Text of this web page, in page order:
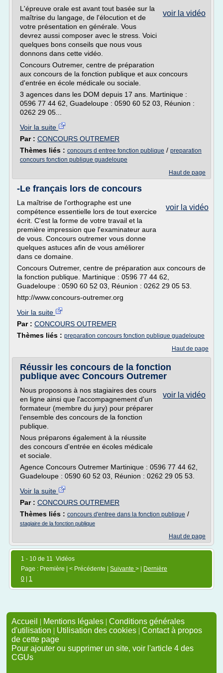
voir la vidéo
L'épreuve orale est avant tout basée sur la
maîtrise du langage, de l'élocution et de
votre présentation en générale. Vous
devrez aussi composer avec le stress. Voici
quelques bons conseils que nous vous
donnons dans cette vidéo.
Concours Outremer, centre de préparation
aux concours de la fonction publique et aux concours
d'entrée en école médicale ou sociale.
3 agences dans les DOM depuis 17 ans. Martinique :
0596 77 44 62, Guadeloupe : 0590 60 52 03, Réunion :
0262 29 05...
Voir la suite
Par : CONCOURS OUTREMER
Thèmes liés : concours d entree fonction publique / preparation
concours fonction publique guadeloupe
Haut de page
-Le français lors de concours
voir la vidéo
La maîtrise de l'orthographe est une
compétence essentielle lors de tout exercice
écrit. C'est la forme de votre travail et la
première impression que l'examinateur aura
de vous. Concours outremer vous donne
quelques astuces afin de vous améliorer
dans ce domaine.
Concours Outremer, centre de préparation aux concours de
la fonction publique. Martinique : 0596 77 44 62,
Guadeloupe : 0590 60 52 03, Réunion : 0262 29 05 53.
http://www.concours-outremer.org
Voir la suite
Par : CONCOURS OUTREMER
Thèmes liés : preparation concours fonction publique guadeloupe
Haut de page
Réussir les concours de la fonction
publique avec Concours Outremer
voir la vidéo
Nous proposons à nos stagiaires des cours
en ligne ainsi que l'accompagnement d'un
formateur (membre du jury) pour préparer
l'ensemble des concours de la fonction
publique.
Nous préparons également à la réussite
des concours d'entrée en écoles médicale
et sociale.
Agence Concours Outremer Martinique : 0596 77 44 62,
Guadeloupe : 0590 60 52 03, Réunion : 0262 29 05 53.
Voir la suite
Par : CONCOURS OUTREMER
Thèmes liés : concours d'entree dans la fonction publique /
stagiaire de la fonction publique
Haut de page
1 - 10 de 11 Vidéos
Page : Première | < Précédente | Suivante > |
Dernière
0
1
Accueil | Mentions légales | Conditions générales
d'utilisation | Utilisation des cookies | Contact à propos
de cette page
Pour ajouter ou supprimer un site, voir l'article 4 des
CGUs